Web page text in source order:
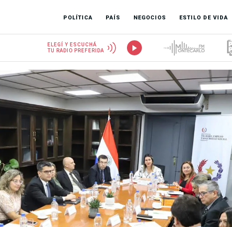
POLÍTICA PAÍS NEGOCIOS ESTILO DE VIDA
ELEGÍ Y ESCUCHÁ
TU RADIO PREFERIDA